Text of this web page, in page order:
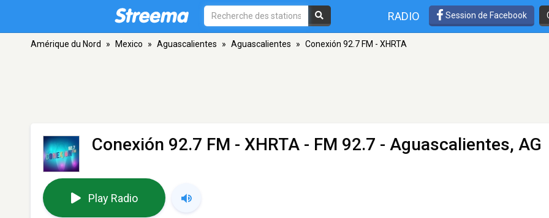
RADIO Session de Facebook
Amérique du Nord » Mexico » Aguascalientes » Aguascalientes » Conexión 92.7 FM - XHRTA
Conexión 92.7 FM - XHRTA - FM 92.7 - Aguascalientes, AG
Play Radio